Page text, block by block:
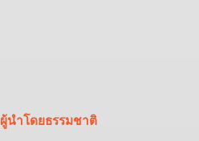
นำโดยธรรมชาติ